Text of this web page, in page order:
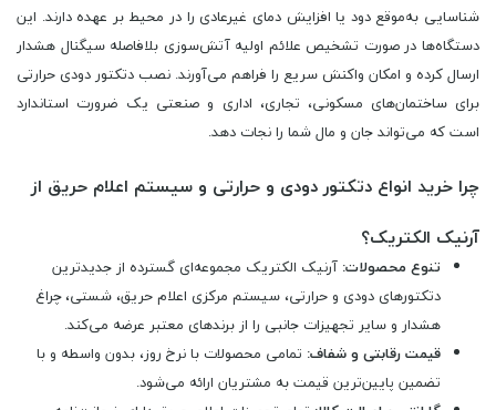
شناسایی به‌موقع دود یا افزایش دمای غیرعادی را در محیط بر عهده دارند. این
دستگاه‌ها در صورت تشخیص علائم اولیه آتش‌سوزی بلافاصله سیگنال هشدار
ارسال کرده و امکان واکنش سریع را فراهم می‌آورند. نصب دتکتور دودی حرارتی
برای ساختمان‌های مسکونی، تجاری، اداری و صنعتی یک ضرورت استاندارد
است که می‌تواند جان و مال شما را نجات دهد.
چرا خرید انواع دتکتور دودی و حرارتی و سیستم اعلام حریق از
آرنیک الکتریک؟
تنوع محصولات: آرنیک الکتریک مجموعه‌ای گسترده از جدیدترین
دتکتورهای دودی و حرارتی، سیستم مرکزی اعلام حریق، شستی، چراغ
هشدار و سایر تجهیزات جانبی را از برندهای معتبر عرضه می‌کند.
قیمت رقابتی و شفاف: تمامی محصولات با نرخ روز، بدون واسطه و با
تضمین پایین‌ترین قیمت به مشتریان ارائه می‌شود.